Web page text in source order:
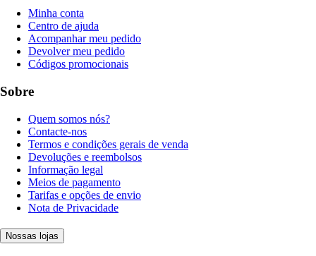
Minha conta
Centro de ajuda
Acompanhar meu pedido
Devolver meu pedido
Códigos promocionais
Sobre
Quem somos nós?
Contacte-nos
Termos e condições gerais de venda
Devoluções e reembolsos
Informação legal
Meios de pagamento
Tarifas e opções de envio
Nota de Privacidade
Nossas lojas